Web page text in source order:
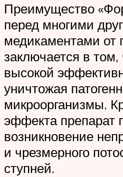
Преимущество
перед многими
медикаментами от
заключается в
высокой
уничтожая
микроорганизмы.
эффекта препарат
возникновение
и чрезмерного
ступней.